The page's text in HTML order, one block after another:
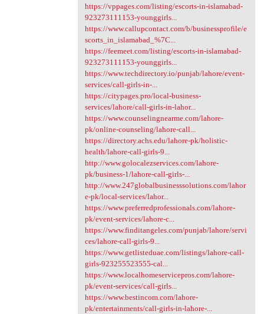
https://vppages.com/listing/escorts-in-islamabad-
923273111153-younggirls...
https://www.callupcontact.com/b/businessprofile/e
scorts_in_islamabad_%7C...
https://feemeet.com/listing/escorts-in-islamabad-
923273111153-younggirls...
https://www.techdirectory.io/punjab/lahore/event-
services/call-girls-in-...
https://citypages.pro/local-business-
services/lahore/call-girls-in-lahor...
https://www.counselingnearme.com/lahore-
pk/online-counseling/lahore-call...
https://directory.achs.edu/lahore-pk/holistic-
health/lahore-call-girls-9...
http://www.golocalezservices.com/lahore-
pk/business-1/lahore-call-girls-...
http://www.247globalbusinesssolutions.com/lahor
e-pk/local-services/lahor...
https://www.preferredprofessionals.com/lahore-
pk/event-services/lahore-c...
https://www.finditangeles.com/punjab/lahore/servi
ces/lahore-call-girls-9...
https://www.getlisteduae.com/listings/lahore-call-
girls-923255523555-cal...
https://www.localhomeservicepros.com/lahore-
pk/event-services/call-girls...
https://www.bestincom.com/lahore-
pk/entertainments/call-girls-in-lahore-...